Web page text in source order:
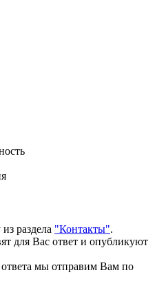
раздела "Контакты".
для Вас ответ и опубликуют
мы отправим Вам по